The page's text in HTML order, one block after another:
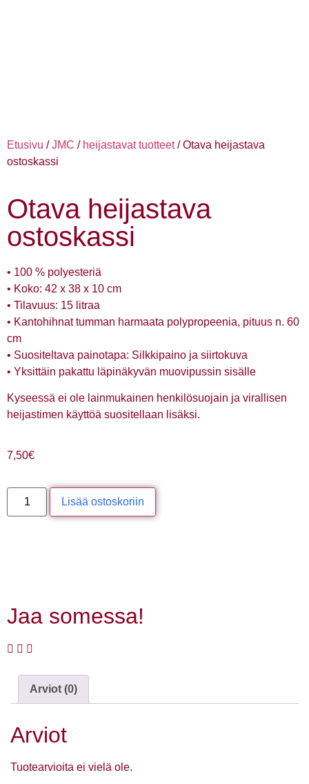
Etusivu /JMC / heijastavat tuotteet/ Otava heijastava
ostoskassi
Otava heijastava
ostoskassi
• 100 % polyesteriä
• Koko: 42 x 38 x 10 cm
• Tilavuus: 15 litraa
• Kantohihnat tumman harmaata polypropeenia, pituus n. 60
cm
• Suositeltava painotapa: Silkkipaino ja siirtokuva
• Yksittäin pakattu läpinäkyvän muovipussin sisälle
Kyseessä ei ole lainmukainen henkilösuojain ja virallisen
heijastimen käyttöä suositellaan lisäksi.
7,50€
Lisää ostoskoriin
Jaa somessa!
Arviot (0)
Arviot
Tuotearvioita ei vielä ole.